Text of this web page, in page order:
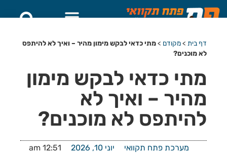
דף בית >מקודם >מתי כדאי לבקש מימון מהיר – ואיך לא להיתפס
לא מוכנים?
מתי כדאי לבקש מימון
מהיר – ואיך לא
להיתפס לא מוכנים?
מערכת פתח תקוואי יוני 10, 2026 12:51 am